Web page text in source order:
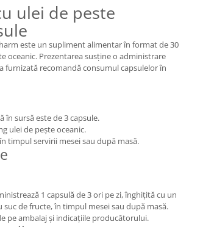
ulei de peste
este un supliment alimentar în format de 30
oceanic. Prezentarea susține o administrare
furnizată recomandă consumul capsulelor în
în sursă este de 3 capsule.
ulei de pește oceanic.
timpul servirii mesei sau după masă.
1 capsulă de 3 ori pe zi, înghițită cu un
de fructe, în timpul mesei sau după masă.
pe ambalaj și indicațiile producătorului.